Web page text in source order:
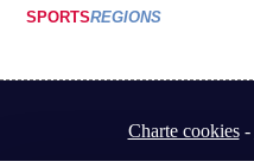
SPORTSREGIONS
Charte cookies